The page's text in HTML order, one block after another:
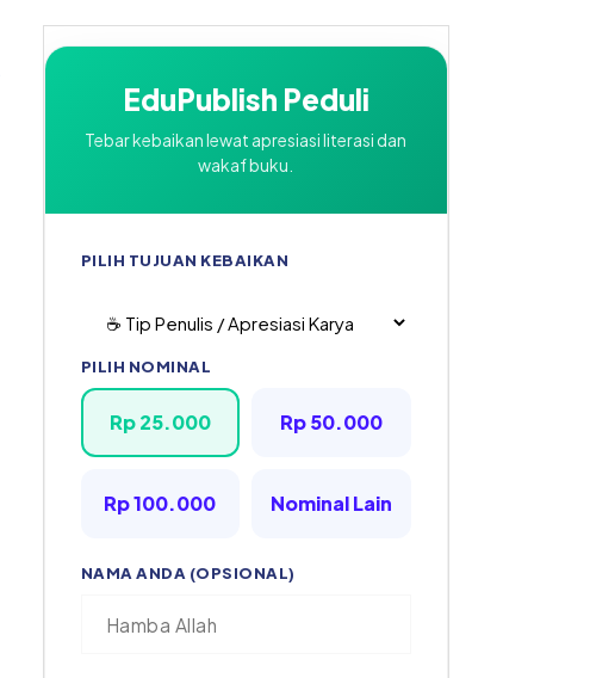
EduPublish Peduli
Tebar kebaikan lewat apresiasi literasi dan
wakaf buku.
PILIH TUJUAN KEBAIKAN
PILIH NOMINAL
Rp 25.000 Rp 50.000
Rp 100.000 Nominal Lain
NAMA ANDA (OPSIONAL)